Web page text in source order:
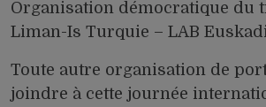
Organisation démocratique du
Liman-Is Turquie – LAB Euskadi
Toute autre organisation de
joindre à cette journée